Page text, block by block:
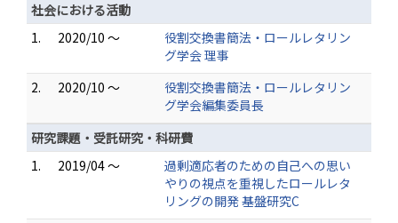
社会における活動
1.
2020/10 ～
役割交換書簡法・ロールレタリン
グ学会 理事
2.
2020/10 ～
役割交換書簡法・ロールレタリン
グ学会編集委員長
研究課題・受託研究・科研費
1.
2019/04 ～
過剰適応者のための自己への思い
やりの視点を重視したロールレタ
リングの開発 基盤研究C